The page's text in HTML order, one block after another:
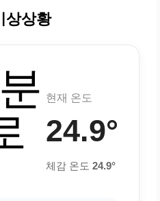
상상황
현재 온도
24.9°
체감 온도 24.9°